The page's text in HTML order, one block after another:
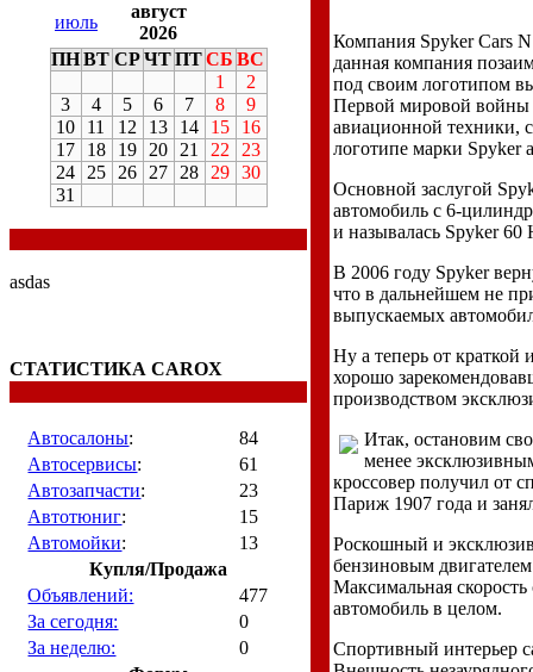
июль
август
2026
ПНВТ СР ЧТ ПТ СБ ВС
1
2
3
4 5 6 7 8
9
10
11 12 13 14 15
16
17
18 19 20 21 22
23
24
25 26 27 28 29 30
31
asdas
СТАТИСТИКА CAROX
Автосалоны:
84
Автосервисы:
61
Автозапчасти:
23
Автотюниг:
15
Автомойки:
13
Купля/Продажа
Объявлений:
477
За сегодня:
0
За неделю:
0
Компания Spyker Cars
данная компания
под своим логотипом
Первой мировой войны
авиационной техники,
логотипе марки Spyker
Основной заслугой
автомобиль с 6-
и называлась Spyker 60
В 2006 году Spyker
что в дальнейшем не
выпускаемых
Ну а теперь от краткой
хорошо
производством
Итак, остановим
менее
кроссовер получил от
Париж 1907 года и
Роскошный и
бензиновым
Максимальная
автомобиль в целом.
Спортивный интерьер